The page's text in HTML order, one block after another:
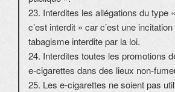
23. Interdites les allégations du type
c’est interdit » car c’est une
tabagisme interdite par la loi.
24. Interdites toutes les promotions
e-cigarettes dans des lieux non-
25. Les e-cigarettes ne soient pas